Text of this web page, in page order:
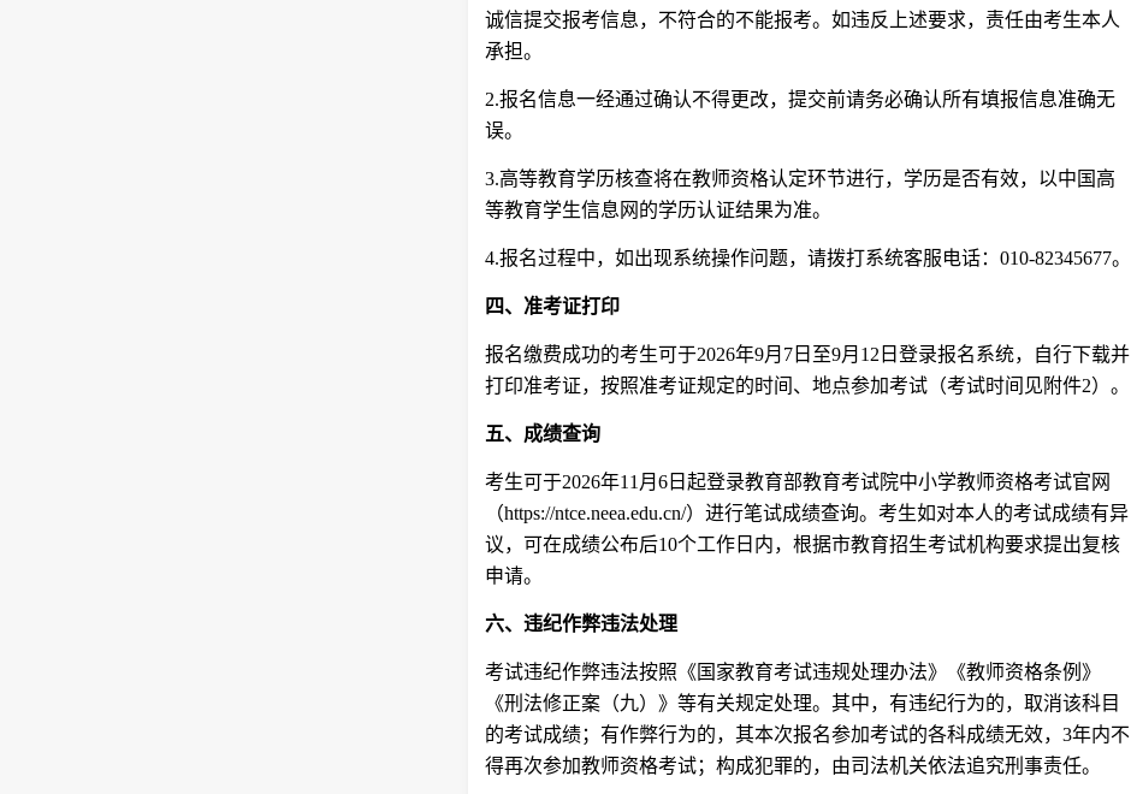
诚信提交报考信息，不符合的不能报考。如违反上述要求，责任由考生本人
承担。
2.报名信息一经通过确认不得更改，提交前请务必确认所有填报信息准确无
误。
3.高等教育学历核查将在教师资格认定环节进行，学历是否有效，以中国高
等教育学生信息网的学历认证结果为准。
4.报名过程中，如出现系统操作问题，请拨打系统客服电话：010-82345677。
四、准考证打印
报名缴费成功的考生可于2026年9月7日至9月12日登录报名系统，自行下载并
打印准考证，按照准考证规定的时间、地点参加考试（考试时间见附件2）。
五、成绩查询
考生可于2026年11月6日起登录教育部教育考试院中小学教师资格考试官网
（https://ntce.neea.edu.cn/）进行笔试成绩查询。考生如对本人的考试成绩有异
议，可在成绩公布后10个工作日内，根据市教育招生考试机构要求提出复核
申请。
六、违纪作弊违法处理
考试违纪作弊违法按照《国家教育考试违规处理办法》《教师资格条例》
《刑法修正案（九）》等有关规定处理。其中，有违纪行为的，取消该科目
的考试成绩；有作弊行为的，其本次报名参加考试的各科成绩无效，3年内不
得再次参加教师资格考试；构成犯罪的，由司法机关依法追究刑事责任。